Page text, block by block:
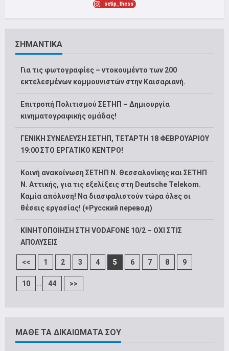
setip_thess
ΣΗΜΑΝΤΙΚΑ
Για τις φωτογραφίες – ντοκουμέντο των 200
εκτελεσμένων κομμουνιστών στην Καισαριανή.
Επιτροπή Πολιτισμού ΣΕΤΗΠ – Δημιουργία
κινηματογραφικής ομάδας!
ΓΕΝΙΚΗ ΣΥΝΕΛΕΥΣΗ ΣΕΤΗΠ, ΤΕΤΑΡΤΗ 18 ΦΕΒΡΟΥΑΡΙΟΥ
19:00 ΣΤΟ ΕΡΓΑΤΙΚΟ ΚΕΝΤΡΟ!
Κοινή ανακοίνωση ΣΕΤΗΠ Ν. Θεσσαλονίκης και ΣΕΤΗΠ
N. Αττικής, για τις εξελίξεις στη Deutsche Telekom.
Καμία απόλυση! Να διασφαλιστούν τώρα όλες οι
θέσεις εργασίας! (+Русский перевод)
ΚΙΝΗΤΟΠΟΙΗΣΗ ΣΤΗ VODAFONE 10/2 – ΟΧΙ ΣΤΙΣ
ΑΠΟΛΥΣΕΙΣ
<< 1 2 3 4 5 6 7 8 9
10 ... 44 >>
ΜΑΘΕ ΤΑ ΔΙΚΑΙΩΜΑΤΑ ΣΟΥ